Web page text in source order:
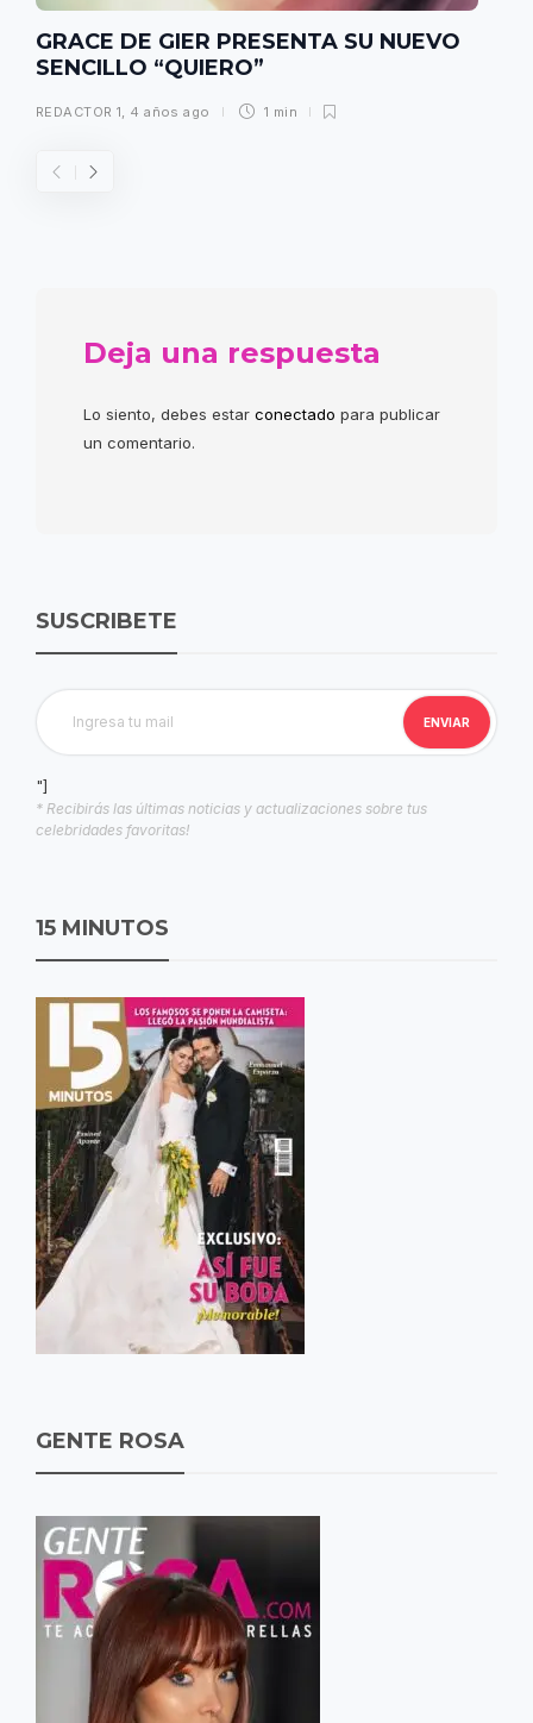
GRACE DE GIER PRESENTA SU NUEVO
SENCILLO “QUIERO”
REDACTOR 1 4 años ago 1 min
Deja una respuesta
Lo siento, debes estar conectado para publicar
un comentario.
SUSCRIBETE
"]
* Recibirás las últimas noticias y actualizaciones sobre tus
celebridades favoritas!
15 MINUTOS
GENTE ROSA